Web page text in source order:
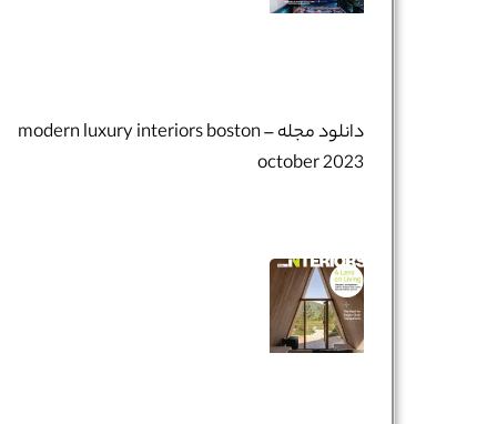
دانلود مجله modern luxury interiors boston –
october 2023